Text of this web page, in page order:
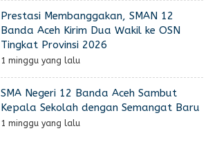
Prestasi Membanggakan, SMAN 12
Banda Aceh Kirim Dua Wakil ke OSN
Tingkat Provinsi 2026
1 minggu yang lalu
SMA Negeri 12 Banda Aceh Sambut
Kepala Sekolah dengan Semangat Baru
1 minggu yang lalu